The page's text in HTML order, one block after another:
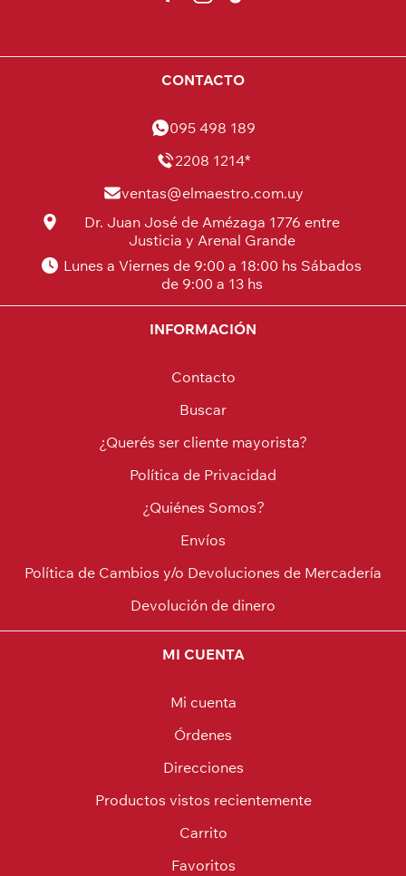
CONTACTO
095 498 189
2208 1214*
ventas@elmaestro.com.uy
Dr. Juan José de Amézaga 1776 entre
Justicia y Arenal Grande
Lunes a Viernes de 9:00 a 18:00 hs Sábados
de 9:00 a 13 hs
INFORMACIÓN
Contacto
Buscar
¿Querés ser cliente mayorista?
Política de Privacidad
¿Quiénes Somos?
Envíos
Política de Cambios y/o Devoluciones de Mercadería
Devolución de dinero
MI CUENTA
Mi cuenta
Órdenes
Direcciones
Productos vistos recientemente
Carrito
Favoritos